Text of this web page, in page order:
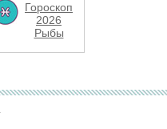
Гороскоп
2026
Рыбы